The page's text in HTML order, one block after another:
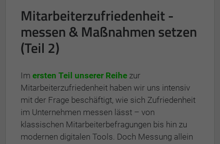
Mitarbeiterzufriedenheit -
messen & Maßnahmen setzen
(Teil 2)
Im ersten Teil unserer Reihe zur
Mitarbeiterzufriedenheit haben wir uns intensiv
mit der Frage beschäftigt, wie sich Zufriedenheit
im Unternehmen messen lässt – von
klassischen Mitarbeiterbefragungen bis hin zu
modernen digitalen Tools. Doch Messung allein